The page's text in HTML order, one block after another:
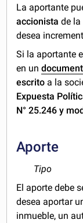
La aportante
accionista de
desea
Si la aportante
en un
escrito a la
Expuesta
N° 25.246 y
Aporte
Tipo
El aporte debe
desea aportar
inmueble, un